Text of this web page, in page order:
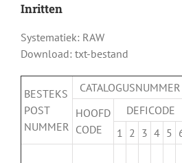
Inritten
Systematiek: RAW
Download: txt-bestand
BESTEKS
POST
NUMMER
CATALOGUSNUMMER
HOOFD
CODE
DEFICODE
1 2 3 4 5